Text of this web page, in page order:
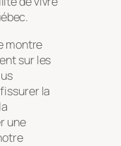
montre
sur les
la
une